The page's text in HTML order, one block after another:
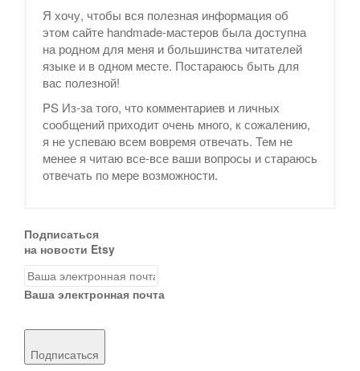
Я хочу, чтобы вся полезная информация об
этом сайте handmade-мастеров была доступна
на родном для меня и большинства читателей
языке и в одном месте. Постараюсь быть для
вас полезной!
PS Из-за того, что комментариев и личных
сообщений приходит очень много, к сожалению,
я не успеваю всем вовремя отвечать. Тем не
менее я читаю все-все ваши вопросы и стараюсь
отвечать по мере возможности.
Подписаться
на новости Etsy
Ваша электронная почта
Подписаться